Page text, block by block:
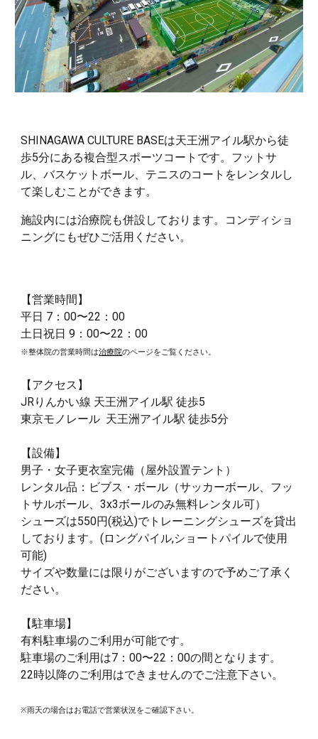
SHINAGAWA CULTURE BASEは天王洲アイル駅から徒
歩5分にある複合型スポーツコートです。フットサ
ル、バスケットボール、テニスのコートをレンタルし
て楽しむことができます。
施設内には治療院も併設しております。コンディショ
ニングにもぜひご活用ください。
【営業時間】
平日 7 ：00〜22 ：00
土日祝日 9 ：00〜22 ：00
※整体院の営業時間は治療院のページをご覧ください。
【アクセス】
JRりんかい線 天王洲アイル駅 徒歩5
東京モノレール 天王洲アイル駅 徒歩5分
【設備】
男子・女子更衣室完備（屋外設置テント）
レンタル品：ビブス・ボール（サッカーボール、フッ
トサルボール、3x3ボールのみ無料レンタル可）
シューズは550円(税込)でトレーニングシューズを貸出
しております。(ロングパイル,ショートパイルで使用
可能)
サイズや数量には限りがございますので予めご了承く
ださい。
【駐車場】
有料駐車場のご利用が可能です。
駐車場のご利用は7：00〜22 ：00の間となります。
22時以降のご利用はできませんのでご注意下さい。
※雨天の場合はお電話で営業状況をご確認下さい。